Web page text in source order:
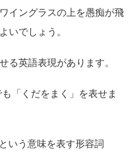
イングラスの上を愚痴が飛
いでしょう。
る英語表現があります。
も「くだをまく」を表せま
いう意味を表す形容詞